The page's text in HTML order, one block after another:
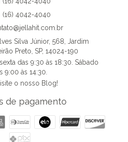
(16) 4042-4040
Silva Júnior, 568, Jardim
Preto, SP, 14024-190
das 9:30 às 18:30. Sábado
9:00 às 14:30.
o nosso Blog!
de pagamento